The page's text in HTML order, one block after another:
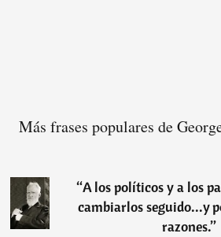
Más frases populares de
“A los políticos y a los
cambiarlos seguido...y
razones.”